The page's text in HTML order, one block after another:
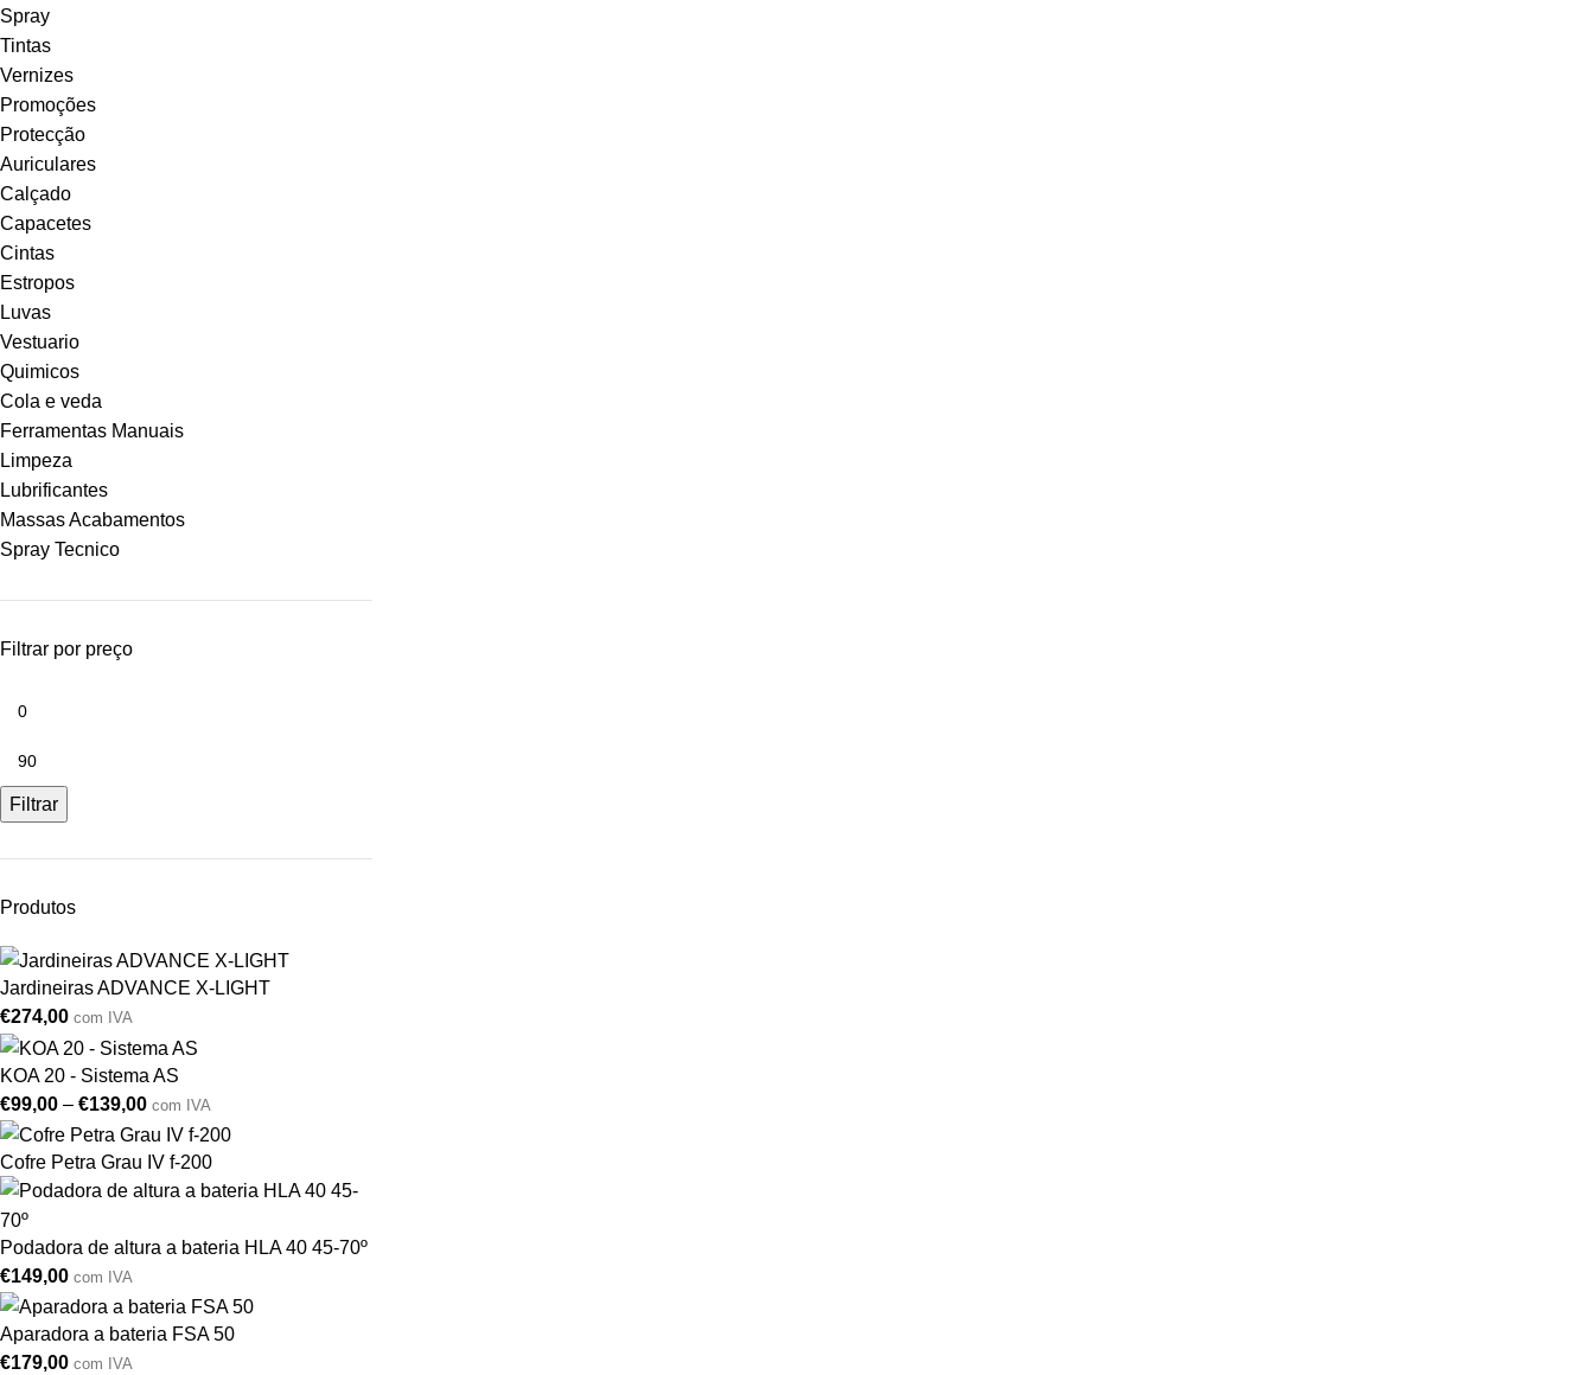
Spray
Tintas
Vernizes
Promoções
Protecção
Auriculares
Calçado
Capacetes
Cintas
Estropos
Luvas
Vestuario
Quimicos
Cola e veda
Ferramentas Manuais
Limpeza
Lubrificantes
Massas Acabamentos
Spray Tecnico
Filtrar por preço
Filtrar
Produtos
Jardineiras ADVANCE X-LIGHT
€274,00 com IVA
KOA 20 - Sistema AS
€99,00 – €139,00 com IVA
Cofre Petra Grau IV f-200
Podadora de altura a bateria HLA 40 45-70º
€149,00 com IVA
Aparadora a bateria FSA 50
€179,00 com IVA